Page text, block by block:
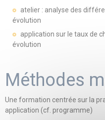
atelier : analyse des
évolution
application sur le taux de
évolution
Méthodes
Une formation centrée sur la
application (cf. programme)